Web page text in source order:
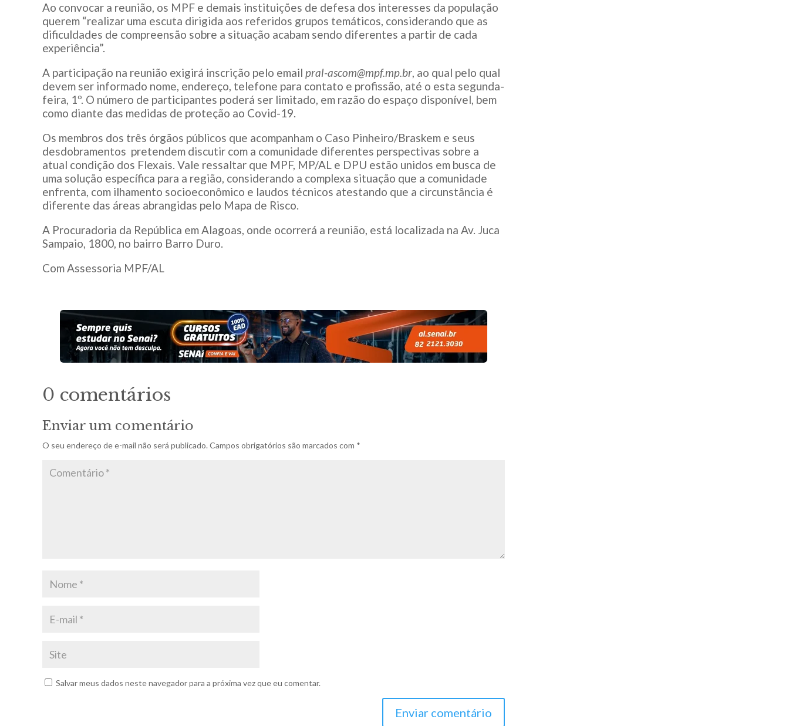
Ao convocar a reunião, os MPF e demais instituições de defesa dos interesses da população
querem “realizar uma escuta dirigida aos referidos grupos temáticos, considerando que as
dificuldades de compreensão sobre a situação acabam sendo diferentes a partir de cada
experiência”.
A participação na reunião exigirá inscrição pelo email pral-ascom@mpf.mp.br, ao qual pelo qual
devem ser informado nome, endereço, telefone para contato e profissão, até o esta segunda-
feira, 1º. O número de participantes poderá ser limitado, em razão do espaço disponível, bem
como diante das medidas de proteção ao Covid-19.
Os membros dos três órgãos públicos que acompanham o Caso Pinheiro/Braskem e seus
desdobramentos pretendem discutir com a comunidade diferentes perspectivas sobre a
atual condição dos Flexais. Vale ressaltar que MPF, MP/AL e DPU estão unidos em busca de
uma solução específica para a região, considerando a complexa situação que a comunidade
enfrenta, com ilhamento socioeconômico e laudos técnicos atestando que a circunstância é
diferente das áreas abrangidas pelo Mapa de Risco.
A Procuradoria da República em Alagoas, onde ocorrerá a reunião, está localizada na Av. Juca
Sampaio, 1800, no bairro Barro Duro.
Com Assessoria MPF/AL
0 comentários
Enviar um comentário
O seu endereço de e-mail não será publicado. Campos obrigatórios são marcados com *
Salvar meus dados neste navegador para a próxima vez que eu comentar.
Enviar comentário